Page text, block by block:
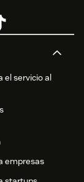
el servicio al
empresas